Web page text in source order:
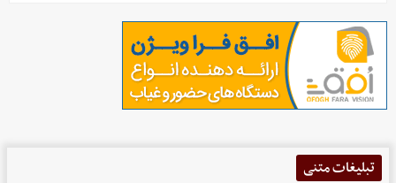
تبلیغات متنی